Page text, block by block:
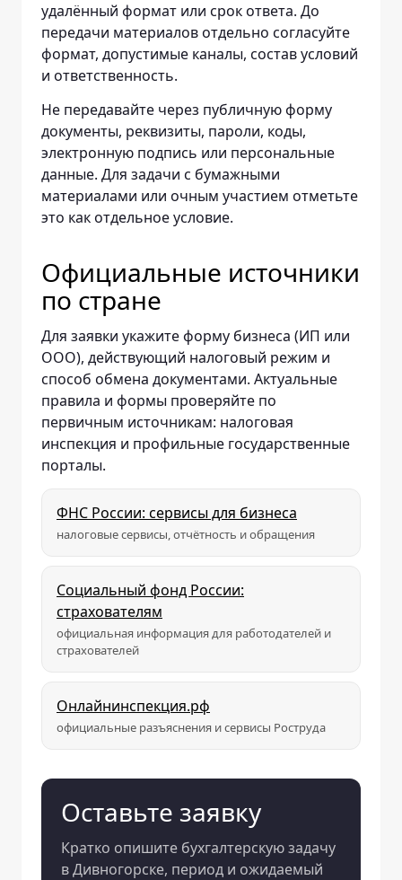
удалённый формат или срок ответа. До
передачи материалов отдельно согласуйте
формат, допустимые каналы, состав условий
и ответственность.
Не передавайте через публичную форму
документы, реквизиты, пароли, коды,
электронную подпись или персональные
данные. Для задачи с бумажными
материалами или очным участием отметьте
это как отдельное условие.
Официальные источники
по стране
Для заявки укажите форму бизнеса (ИП или
ООО), действующий налоговый режим и
способ обмена документами. Актуальные
правила и формы проверяйте по
первичным источникам: налоговая
инспекция и профильные государственные
порталы.
ФНС России: сервисы для бизнеса
налоговые сервисы, отчётность и обращения
Социальный фонд России:
страхователям
официальная информация для работодателей и
страхователей
Онлайнинспекция.рф
официальные разъяснения и сервисы Роструда
Оставьте заявку
Кратко опишите бухгалтерскую задачу
в Дивногорске, период и ожидаемый